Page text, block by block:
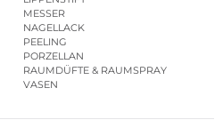
MESSER
NAGELLACK
PEELING
PORZELLAN
RAUMDÜFTE & RAUMSPRAY
VASEN